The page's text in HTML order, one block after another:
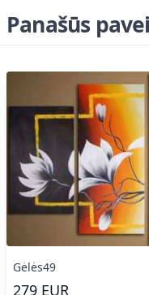
Panašūs
Gėlės49
279 EUR